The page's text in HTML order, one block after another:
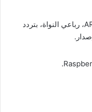
غالبًا ما يأتي بمعالج ARM Cortex-A، رباعي النواة، بتردد